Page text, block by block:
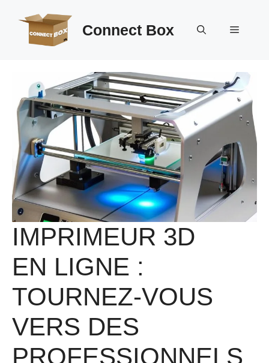
contenu
Connect Box Menu
IMPRIMEUR 3D
EN LIGNE :
TOURNEZ-VOUS
VERS DES
PROFESSIONNELS